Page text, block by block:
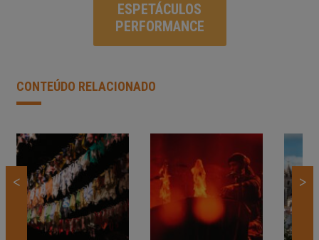
ESPETÁCULOS
PERFORMANCE
CONTEÚDO RELACIONADO
< >